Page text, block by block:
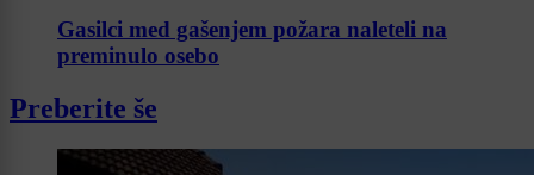
Gasilci med gašenjem požara naleteli na
preminulo osebo
Preberite še